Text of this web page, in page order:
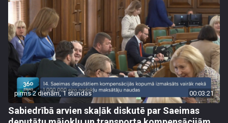
pirms 2 dienām, 1 stundas 00:03:21
Sabiedrībā arvien skaļāk diskutē par Saeimas